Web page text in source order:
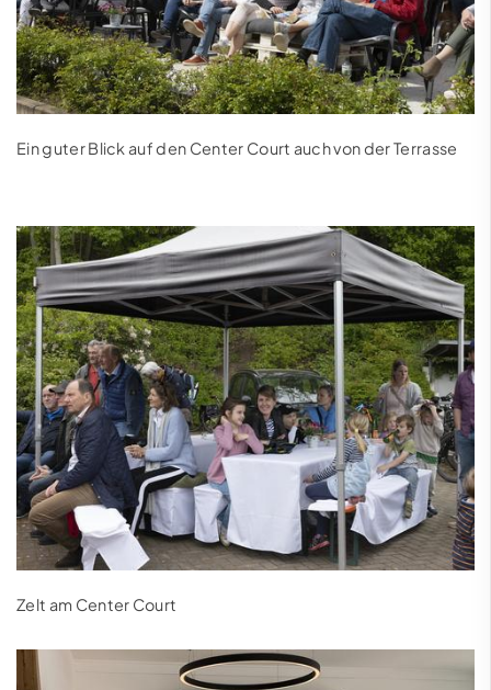
Ein guter Blick auf den Center Court auch von der Terrasse
Zelt am Center Court